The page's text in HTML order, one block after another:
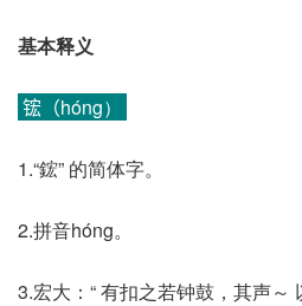
基本释义
𬭎（hóng）
1.“鋐” 的简体字。
2.拼音hóng。
3.宏大：“ 有扣之若钟鼓，其声～